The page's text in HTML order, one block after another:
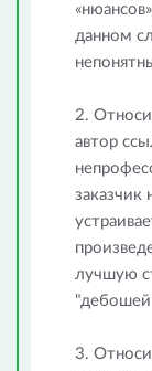
данном
2.
автор
заказчик
лучшую
3.